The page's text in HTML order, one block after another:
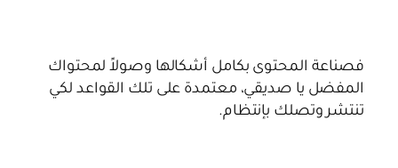
فصناعة المحتوى بكامل أشكالها وصولاً لمحتواك
المفضل يا صديقي، معتمدة على تلك القواعد لكي
تنتشر وتصلك بإنتظام.